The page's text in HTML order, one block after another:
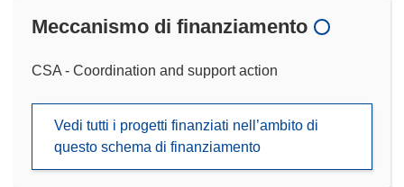
Meccanismo di finanziamento
CSA - Coordination and support action
Vedi tutti i progetti finanziati nell’ambito di
questo schema di finanziamento